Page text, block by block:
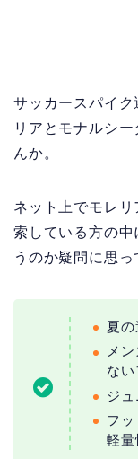
サッカースパイ
リアとモナルシ
んか。
ネット上でモレ
索している方の
うのか疑問に思っ
夏
メ
な
ジ
フ
軽量